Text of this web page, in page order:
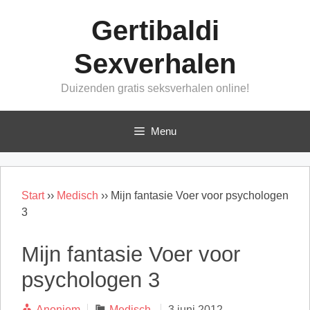
Gertibaldi
Sexverhalen
Duizenden gratis seksverhalen online!
Menu
Start›› Medisch ›› Mijn fantasie Voer voor psychologen
3
Mijn fantasie Voer voor
psychologen 3
Categorieën